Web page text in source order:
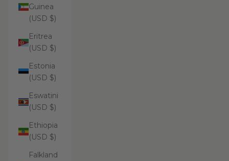
Guinea
(USD $)
Eritrea
(USD $)
Estonia
(USD $)
Eswatini
(USD $)
Ethiopia
(USD $)
Falkland